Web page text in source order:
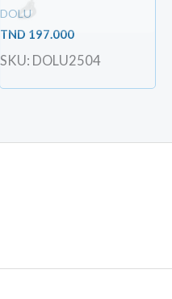
DOLU
TND 197.000
SKU: DOLU2504